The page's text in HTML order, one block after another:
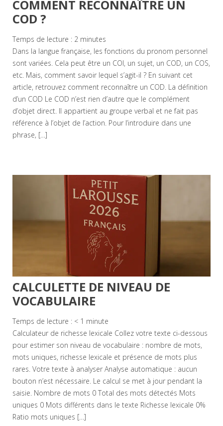
COMMENT RECONNAÎTRE UN
COD ?
Temps de lecture : 2 minutes
Dans la langue française, les fonctions du pronom personnel
sont variées. Cela peut être un COI, un sujet, un COD, un COS,
etc. Mais, comment savoir lequel s’agit-il ? En suivant cet
article, retrouvez comment reconnaître un COD. La définition
d’un COD Le COD n’est rien d’autre que le complément
d’objet direct. Il appartient au groupe verbal et ne fait pas
référence à l’objet de l’action. Pour l’introduire dans une
phrase, […]
CALCULETTE DE NIVEAU DE
VOCABULAIRE
Temps de lecture : < 1 minute
Calculateur de richesse lexicale Collez votre texte ci-dessous
pour estimer son niveau de vocabulaire : nombre de mots,
mots uniques, richesse lexicale et présence de mots plus
rares. Votre texte à analyser Analyse automatique : aucun
bouton n’est nécessaire. Le calcul se met à jour pendant la
saisie. Nombre de mots 0 Total des mots détectés Mots
uniques 0 Mots différents dans le texte Richesse lexicale 0%
Ratio mots uniques […]